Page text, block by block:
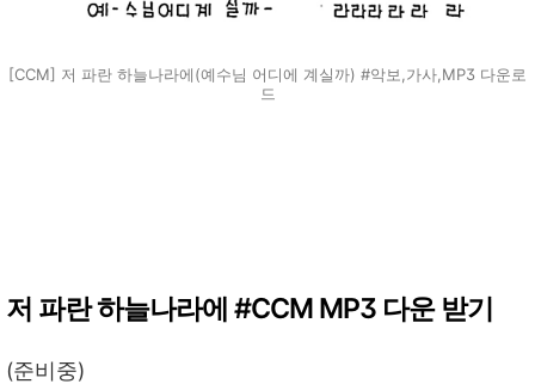
[CCM] 저 파란 하늘나라에(예수님 어디에 계실까) #악보,가사,MP3 다운로
드
저 파란 하늘나라에 #CCM MP3 다운 받기
(준비중)